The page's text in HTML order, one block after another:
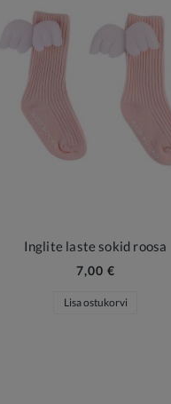
Inglite laste sokid roosa
7,00 €
Lisa ostukorvi